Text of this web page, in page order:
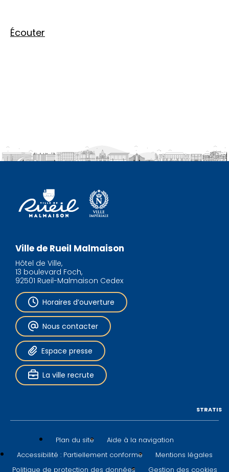
Écouter
Ville de Rueil Malmaison
Hôtel de Ville,
13 boulevard Foch,
92501 Rueil-Malmaison Cedex
Horaires d’ouverture
Nous contacter
Espace presse
La ville recrute
Plan du site
Aide à la navigation
Accessibilité : Partiellement conforme
Mentions légales
Politique de protection des données
Gestion des cookies
STRATIS